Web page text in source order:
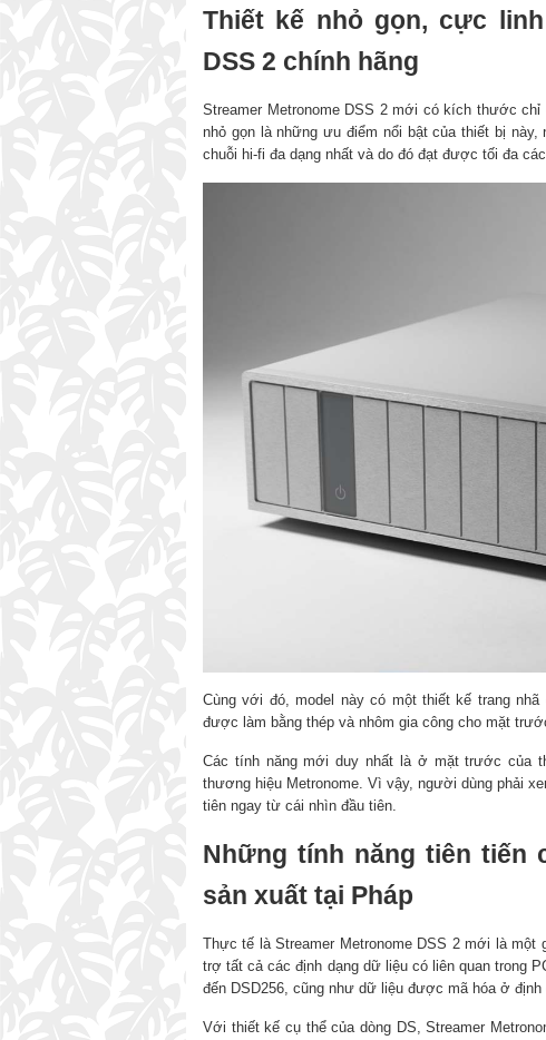
Thiết kế nhỏ gọn, cực
DSS 2 chính hãng
Streamer Metronome DSS 2 mới có kích thước
nhỏ gọn là những ưu điểm nổi bật của thiết bị
chuỗi hi-fi đa dạng nhất và do đó đạt được tối đa
Cùng với đó, model này có một thiết kế trang
được làm bằng thép và nhôm gia công cho mặt
Các tính năng mới duy nhất là ở mặt trước của
thương hiệu Metronome. Vì vậy, người dùng phải
tiên ngay từ cái nhìn đầu tiên.
Những tính năng tiên tiến
sản xuất tại Pháp
Thực tế là Streamer Metronome DSS 2 mới là
trợ tất cả các định dạng dữ liệu có liên quan trong
đến DSD256, cũng như dữ liệu được mã hóa ở định
Với thiết kế cụ thể của dòng DS, Streamer